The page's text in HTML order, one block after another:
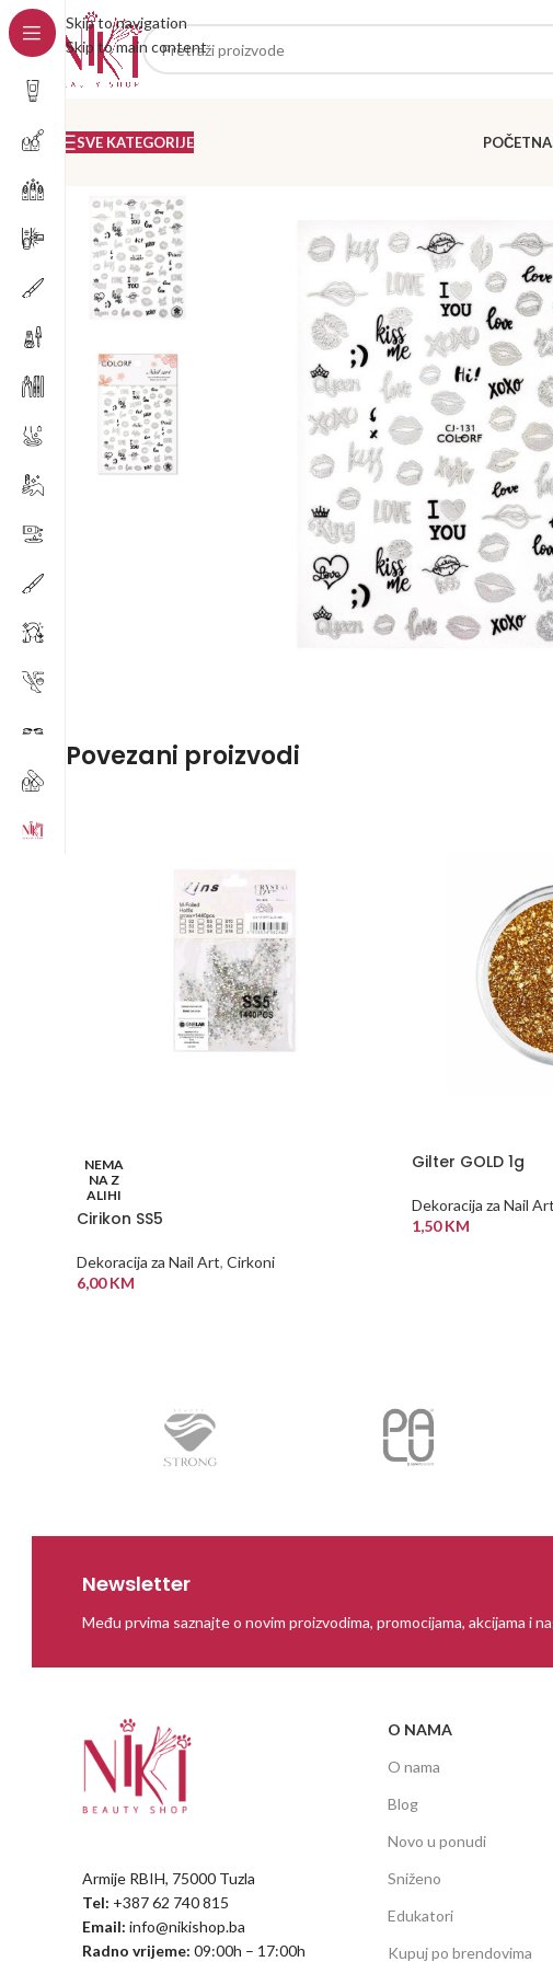
Skip to navigation
Skip to main content
SVE KATEGORIJE POČETNA
Povezani proizvodi
NEMA
NA Z
ALIHI
Cirikon SS5
Dekoracija za Nail Art, Cirkoni
6,00KM
Gilter GOLD 1g
Dekoracija za Nail Art
1,50KM
Newsletter
Među prvima saznajte o novim proizvodima, promocijama, akcijama i
Armije RBIH, 75000 Tuzla
Tel: +387 62 740 815
Email: info@nikishop.ba
Radno vrijeme: 09:00h – 17:00h
O NAMA
O nama
Blog
Novo u ponudi
Sniženo
Edukatori
Kupuj po brendovima